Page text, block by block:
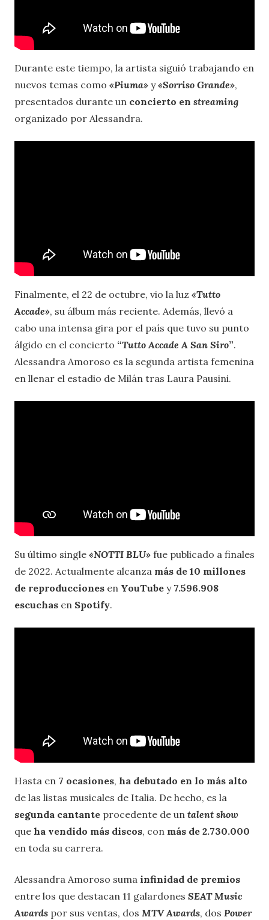
Durante este tiempo, la artista siguió trabajando en
nuevos temas como «Piuma» y«Sorriso Grande»,
presentados durante un concierto en streaming
organizado por Alessandra.
Finalmente, el 22 de octubre, vio la luz «Tutto
Accade», su álbum más reciente. Además, llevó a
cabo una intensa gira por el país que tuvo su punto
álgido en el concierto “Tutto Accade A San Siro”.
Alessandra Amoroso es la segunda artista femenina
en llenar el estadio de Milán tras Laura Pausini.
Su último single «NOTTI BLU» fue publicado a finales
de 2022. Actualmente alcanza más de 10 millones
de reproducciones en YouTube y 7.596.908
escuchas en Spotify.
Hasta en 7 ocasiones, ha debutado en lo más alto
de las listas musicales de Italia. De hecho, es la
segunda cantante procedente de un talent show
que ha vendido más discos, con más de 2.730.000
en toda su carrera.
Alessandra Amoroso suma infinidad de premios
entre los que destacan 11 galardones SEAT Music
Awards por sus ventas, dos MTV Awards, dos Power